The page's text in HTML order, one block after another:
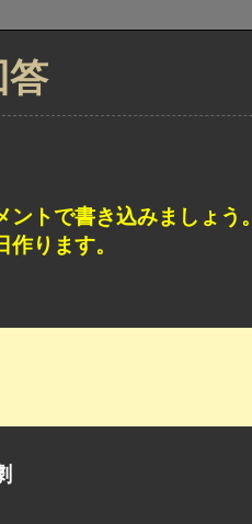
答
トで書き込みましょう。
ります。